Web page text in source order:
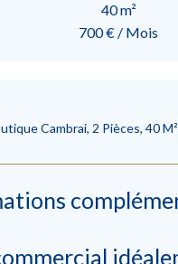
40 m²
700 € / Mois
Cambrai, 2 Pièces, 40